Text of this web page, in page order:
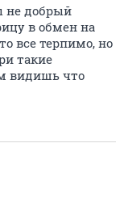
не добрый
в обмен на
все терпимо, но
такие
видишь что